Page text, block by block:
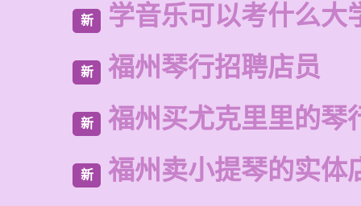
新 学音乐可以考什么大
新 福州琴行招聘店员
新 福州买尤克里里的琴
新 福州卖小提琴的实体